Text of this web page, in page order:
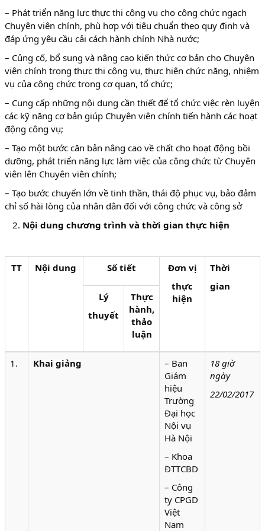
– Phát triển năng lực thực thi công vụ cho công chức ngạch
Chuyên viên chính, phù hợp với tiêu chuẩn theo quy định và
đáp ứng yêu cầu cải cách hành chính Nhà nước;
– Củng cố, bổ sung và nâng cao kiến thức cơ bản cho Chuyên
viên chính trong thực thi công vụ, thực hiện chức năng, nhiệm
vụ của công chức trong cơ quan, tổ chức;
– Cung cấp những nội dung cần thiết để tổ chức việc rèn luyện
các kỹ năng cơ bản giúp Chuyên viên chính tiến hành các hoạt
động công vụ;
– Tạo một bước căn bản nâng cao về chất cho hoạt động bồi
dưỡng, phát triển năng lực làm việc của công chức từ Chuyên
viên lên Chuyên viên chính;
– Tạo bước chuyển lớn về tinh thần, thái độ phục vụ, bảo đảm
chỉ số hài lòng của nhân dân đối với công chức và công sở
Nội dung chương trình và thời gian thực hiện
TT Nội dung Số tiết
Đơn vị
thực
hiện
Thời
gian
Lý
thuyết
Thực
hành,
thảo
luận
1. Khai giảng
– Ban
Giám
hiệu
Trường
Đại học
Nội vụ
Hà Nội
– Khoa
ĐTTCBD
– Công
ty CPGD
Việt
Nam
18 giờ
ngày
22/02/2017